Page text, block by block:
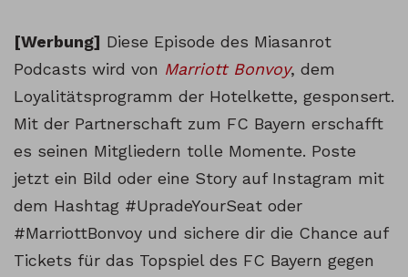
[Werbung] Diese Episode des Miasanrot
Podcasts wird von Marriott Bonvoy, dem
Loyalitätsprogramm der Hotelkette, gesponsert.
Mit der Partnerschaft zum FC Bayern erschafft
es seinen Mitgliedern tolle Momente. Poste
jetzt ein Bild oder eine Story auf Instagram mit
dem Hashtag #UpradeYourSeat oder
#MarriottBonvoy und sichere dir die Chance auf
Tickets für das Topspiel des FC Bayern gegen